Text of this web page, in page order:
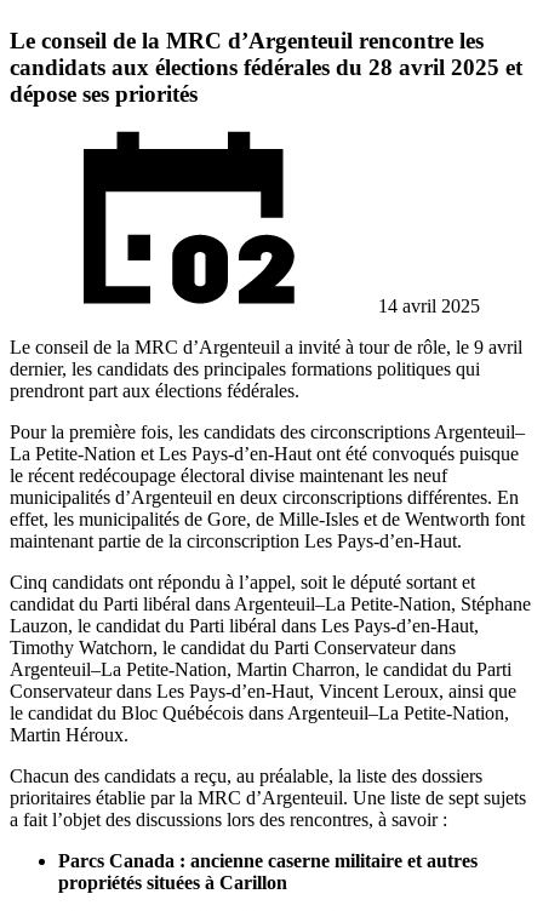
Le conseil de la MRC d’Argenteuil rencontre les
candidats aux élections fédérales du 28 avril 2025 et
dépose ses priorités
14 avril 2025
Le conseil de la MRC d’Argenteuil a invité à tour de rôle, le 9 avril
dernier, les candidats des principales formations politiques qui
prendront part aux élections fédérales.
Pour la première fois, les candidats des circonscriptions Argenteuil–
La Petite-Nation et Les Pays-d’en-Haut ont été convoqués puisque
le récent redécoupage électoral divise maintenant les neuf
municipalités d’Argenteuil en deux circonscriptions différentes. En
effet, les municipalités de Gore, de Mille-Isles et de Wentworth font
maintenant partie de la circonscription Les Pays-d’en-Haut.
Cinq candidats ont répondu à l’appel, soit le député sortant et
candidat du Parti libéral dans Argenteuil–La Petite-Nation, Stéphane
Lauzon, le candidat du Parti libéral dans Les Pays-d’en-Haut,
Timothy Watchorn, le candidat du Parti Conservateur dans
Argenteuil–La Petite-Nation, Martin Charron, le candidat du Parti
Conservateur dans Les Pays-d’en-Haut, Vincent Leroux, ainsi que
le candidat du Bloc Québécois dans Argenteuil–La Petite-Nation,
Martin Héroux.
Chacun des candidats a reçu, au préalable, la liste des dossiers
prioritaires établie par la MRC d’Argenteuil. Une liste de sept sujets
a fait l’objet des discussions lors des rencontres, à savoir :
Parcs Canada : ancienne caserne militaire et autres
propriétés situées à Carillon